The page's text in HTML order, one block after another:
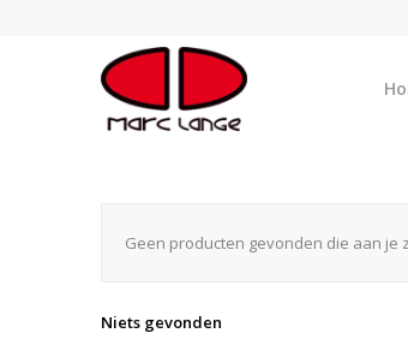
Geen producten gevonden die aan je
Niets gevonden